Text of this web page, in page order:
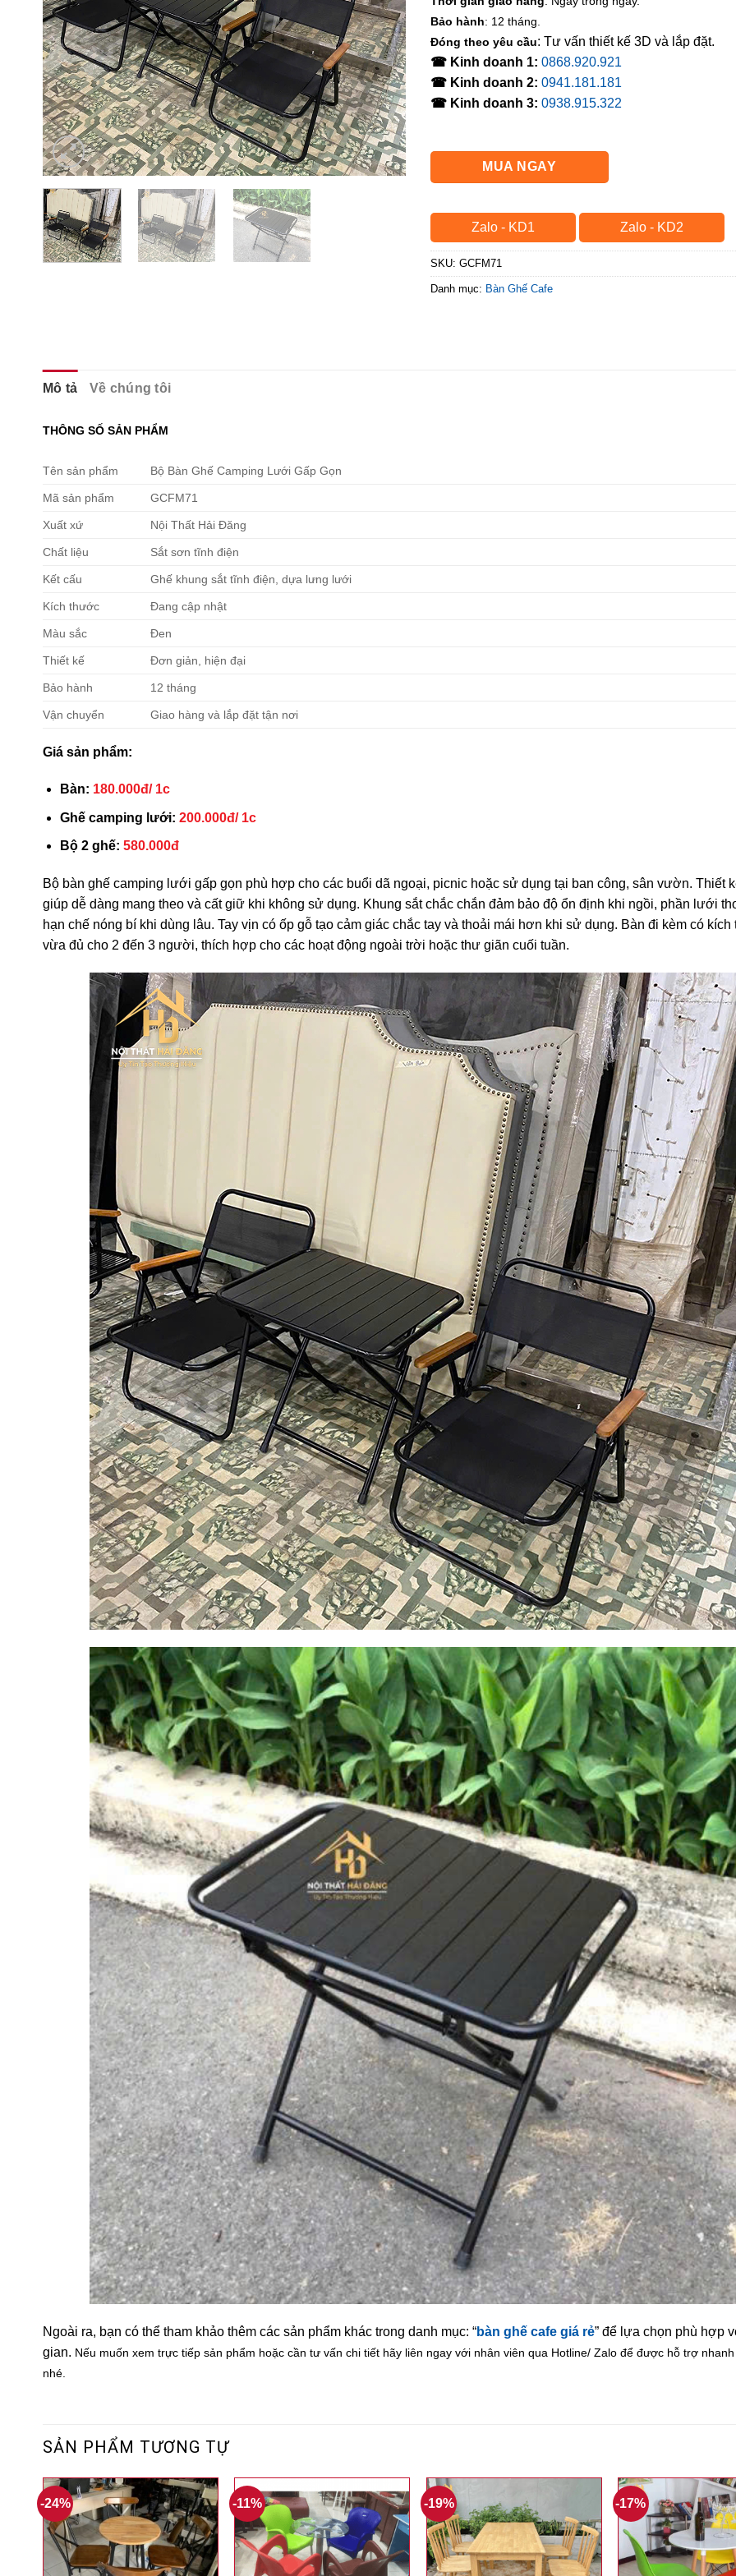
Bảo hành: 12 tháng.
Đóng theo yêu cầu: Tư vấn thiết kế 3D và lắp đặt.
☎ Kinh doanh 1: 0868.920.921
☎ Kinh doanh 2: 0941.181.181
☎ Kinh doanh 3: 0938.915.322
MUA NGAY
Zalo - KD1 Zalo - KD2
SKU: GCFM71
Danh mục: Bàn Ghế Cafe
Mô tả Về chúng tôi
THÔNG SỐ SẢN PHẨM
Tên sản phẩm Bộ Bàn Ghế Camping Lưới Gấp Gọn
Mã sản phẩm GCFM71
Xuất xứ Nội Thất Hải Đăng
Chất liệu Sắt sơn tĩnh điện
Kết cấu Ghế khung sắt tĩnh điện, dựa lưng lưới
Kích thước Đang cập nhật
Màu sắc Đen
Thiết kế Đơn giản, hiện đại
Bảo hành 12 tháng
Vận chuyển Giao hàng và lắp đặt tận nơi
Giá sản phẩm:
Bàn: 180.000đ/ 1c
Ghế camping lưới: 200.000đ/ 1c
Bộ 2 ghế: 580.000đ
Bộ bàn ghế camping lưới gấp gọn phù hợp cho các buổi dã ngoại, picnic hoặc sử dụng tại ban công, sân vườn. Thiết
giúp dễ dàng mang theo và cất giữ khi không sử dụng. Khung sắt chắc chắn đảm bảo độ ổn định khi ngồi, phần lưới
hạn chế nóng bí khi dùng lâu. Tay vịn có ốp gỗ tạo cảm giác chắc tay và thoải mái hơn khi sử dụng. Bàn đi kèm có
vừa đủ cho 2 đến 3 người, thích hợp cho các hoạt động ngoài trời hoặc thư giãn cuối tuần.
Ngoài ra, bạn có thể tham khảo thêm các sản phẩm khác trong danh mục: “bàn ghế cafe giá rẻ” để lựa chọn phù hợp
gian. Nếu muốn xem trực tiếp sản phẩm hoặc cần tư vấn chi tiết hãy liên ngay với nhân viên qua Hotline/ Zalo để được hỗ trợ
nhé.
SẢN PHẨM TƯƠNG TỰ
-24% -11% -19% -17%